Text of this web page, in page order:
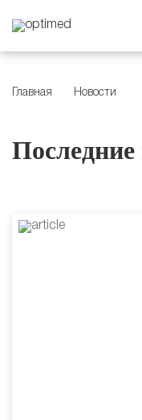
Главная Новости
Последние